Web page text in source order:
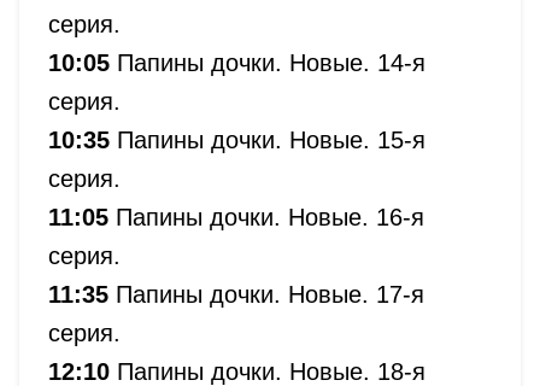
серия.
10:05 Папины дочки. Новые. 14-я
серия.
10:35 Папины дочки. Новые. 15-я
серия.
11:05 Папины дочки. Новые. 16-я
серия.
11:35 Папины дочки. Новые. 17-я
серия.
12:10 Папины дочки. Новые. 18-я